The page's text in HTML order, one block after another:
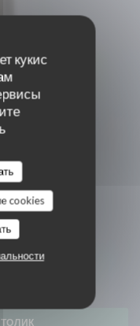
кукис
cookies
SUR MER